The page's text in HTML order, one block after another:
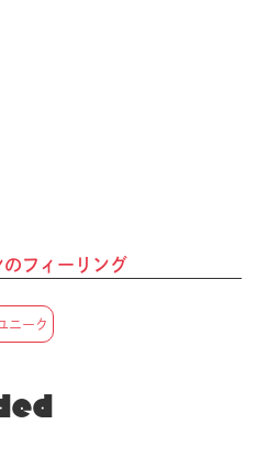
のフィーリング
ニーク